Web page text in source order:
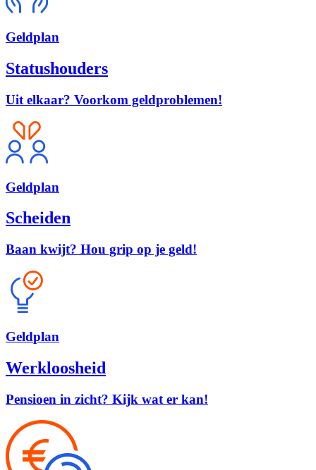
Geldplan
Statushouders
Uit elkaar? Voorkom geldproblemen!
Geldplan
Scheiden
Baan kwijt? Hou grip op je geld!
Geldplan
Werkloosheid
Pensioen in zicht? Kijk wat er kan!